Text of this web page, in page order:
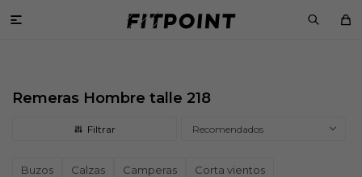

Remeras Hombre talle 218
Recomendados
Buzos Calzas Camperas
Corta vientos